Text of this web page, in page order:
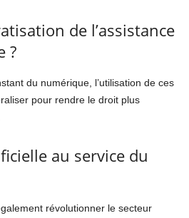
de l’assistance
?
du numérique, l’utilisation de ces
pour rendre le droit plus
au service du
révolutionner le secteur